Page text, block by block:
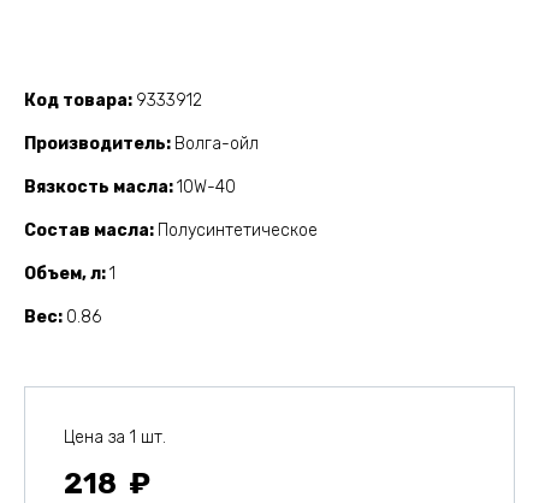
Код товара 9333912
Производитель Волга-ойл
Вязкость масла 10W-40
Состав масла Полусинтетическое
Объем, л 1
Вес 0.86
Цена за 1 шт.
218